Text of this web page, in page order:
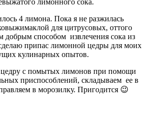
4 лимона. Пока я не разжилась
для цитрусовых, оттого
добрым способом извлечения сока из
припас лимонной цедры для моих
кулинарных опытов.
с помытых лимонов при помощи
приспособлений, складываем ее в
в морозилку. Пригодится 😉